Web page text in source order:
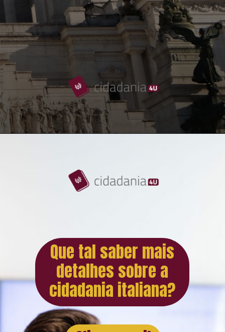
Que tal saber mais
detalhes sobre a
cidadania italiana?